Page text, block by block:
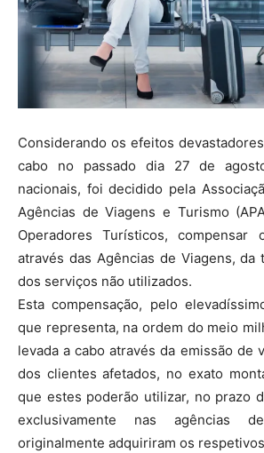
Considerando os efeitos
cabo no passado dia 27 de
nacionais, foi decidido pela
Agências de Viagens e Turismo
Operadores Turísticos, compensar
através das Agências de Viagens, da
dos serviços não utilizados.
Esta compensação, pelo
que representa, na ordem do meio
levada a cabo através da emissão de
dos clientes afetados, no exato
que estes poderão utilizar, no prazo
exclusivamente nas agências
originalmente adquiriram os